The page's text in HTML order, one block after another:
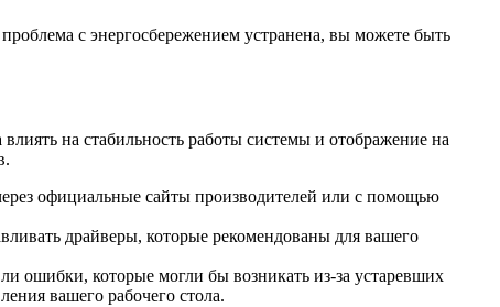
с энергосбережением устранена, вы можете быть
на стабильность работы системы и отображение на
официальные сайты производителей или с помощью
драйверы, которые рекомендованы для вашего
ошибки, которые могли бы возникать из-за устаревших
вашего рабочего стола.